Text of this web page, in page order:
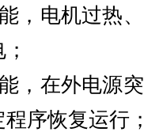
，电机过热
，在外电源
序恢复运行